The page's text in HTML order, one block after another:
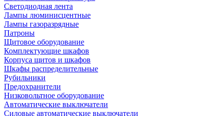
Светодиодная лента
Лампы люминисцентные
Лампы газоразрядные
Патроны
Щитовое оборудование
Комплектующие шкафов
Корпуса щитов и шкафов
Шкафы распределительные
Рубильники
Предохранители
Низковольтное оборудование
Автоматические выключатели
Силовые автоматические выключатели